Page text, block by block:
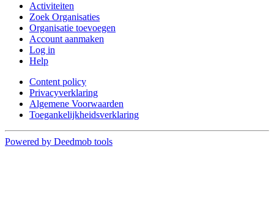
Activiteiten
Zoek Organisaties
Organisatie toevoegen
Account aanmaken
Log in
Help
Content policy
Privacyverklaring
Algemene Voorwaarden
Toegankelijkheidsverklaring
Powered by Deedmob tools